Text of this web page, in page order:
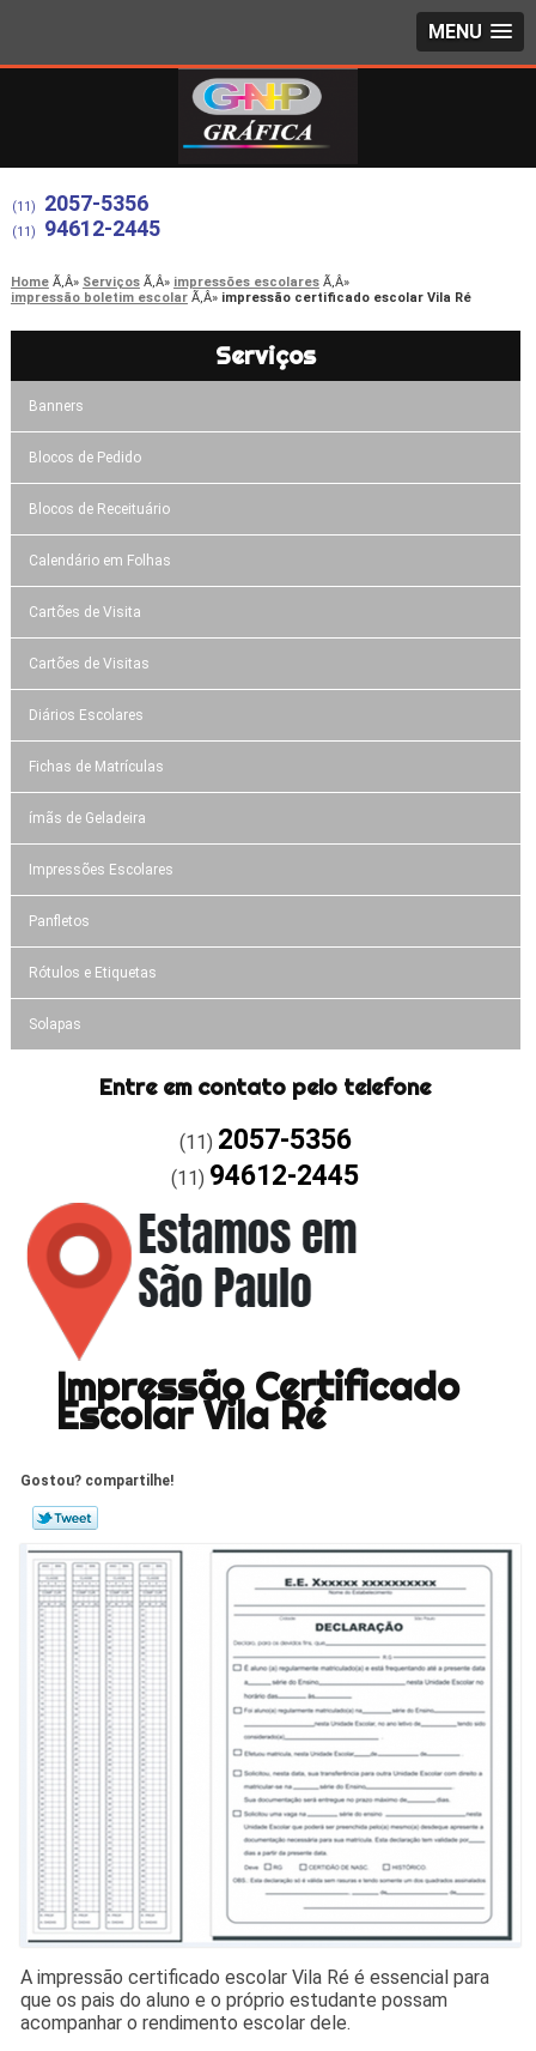
MENU
(11) 2057-5356
(11) 94612-2445
Home Serviços
impressões escolares
impressão boletim escolar
impressão certificado escolar Vila Ré
Serviços
Banners
Blocos de Pedido
Blocos de Receituário
Calendário em Folhas
Cartões de Visita
Cartões de Visitas
Diários Escolares
Fichas de Matrículas
ímãs de Geladeira
Impressões Escolares
Panfletos
Rótulos e Etiquetas
Solapas
Entre em contato pelo telefone
(11) 2057-5356
(11) 94612-2445
Impressão Certificado
Escolar Vila Ré
Gostou? compartilhe!
A impressão certificado escolar Vila Ré é essencial para
que os pais do aluno e o próprio estudante possam
acompanhar o rendimento escolar dele.